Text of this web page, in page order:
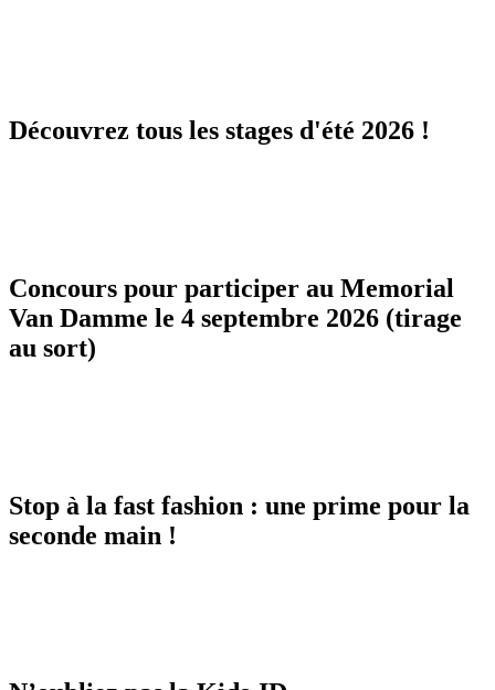
Découvrez tous les stages d'été 2026 !
Concours pour participer au Memorial
Van Damme le 4 septembre 2026 (tirage
au sort)
Stop à la fast fashion : une prime pour la
seconde main !